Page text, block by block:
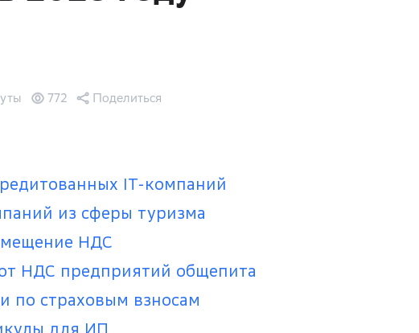
772 Поделиться
IT-компаний
из сферы туризма
НДС
НДС предприятий общепита
по страховым взносам
для ИП